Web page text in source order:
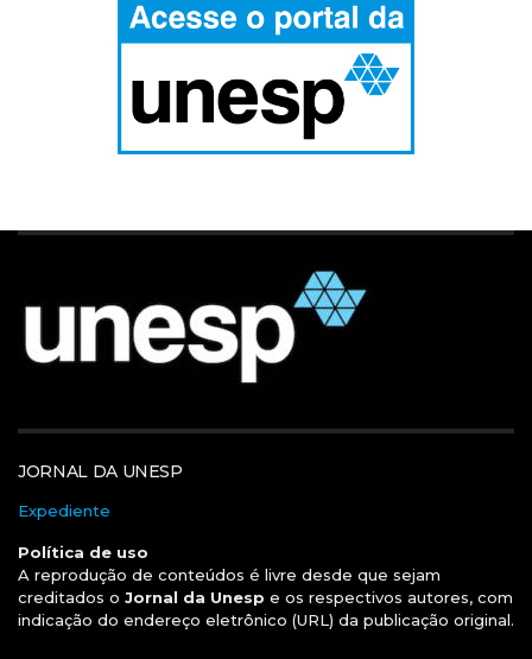
JORNAL DA UNESP
Expediente
Política de uso
A reprodução de conteúdos é livre desde que sejam
creditados o Jornal da Unesp e os respectivos autores, com
indicação do endereço eletrônico (URL) da publicação original.